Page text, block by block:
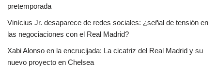
pretemporada
Vinícius Jr. desaparece de redes sociales: ¿señal de tensión en
las negociaciones con el Real Madrid?
Xabi Alonso en la encrucijada: La cicatriz del Real Madrid y su
nuevo proyecto en Chelsea